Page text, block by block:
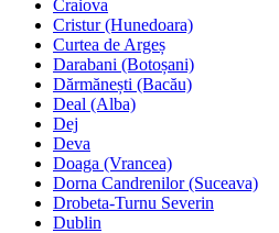
Craiova
Cristur (Hunedoara)
Curtea de Argeș
Darabani (Botoșani)
Dărmănești (Bacău)
Deal (Alba)
Dej
Deva
Doaga (Vrancea)
Dorna Candrenilor (Suceava)
Drobeta-Turnu Severin
Dublin